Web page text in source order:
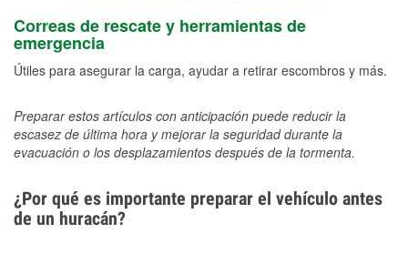
Correas de rescate y herramientas de
emergencia
Útiles para asegurar la carga, ayudar a retirar escombros y más.
Preparar estos artículos con anticipación puede reducir la
escasez de última hora y mejorar la seguridad durante la
evacuación o los desplazamientos después de la tormenta.
¿Por qué es importante preparar el vehículo antes
de un huracán?